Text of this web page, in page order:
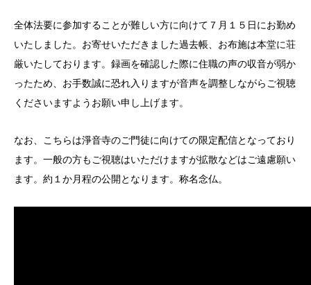
全体法要に参加することが難しい方に向けて７月１５日にお勤め
いたしました。お寄せいただきました過去帳、お布施は本堂に荘
厳いたしております。録画を確認した際に住職の声の収音が弱か
ったため、お手数誠に恐れ入りますが音声を調整しながらご視聴
くださいますようお願い申し上げます。
なお、こちらは淨音寺のご門徒に向けての限定配信となっており
ます。一般の方もご視聴はいただけますが拡散などはご遠慮願い
ます。約１か月程の公開となります。称名念仏。